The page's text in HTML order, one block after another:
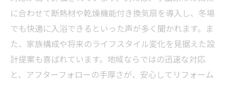
に合わせて断熱材や乾燥機能付き換気扇を導入し、冬場
でも快適に入浴できるといった声が多く聞かれます。ま
た、家族構成や将来のライフスタイル変化を見据えた設
計提案も喜ばれています。地域ならではの迅速な対応
と、アフターフォローの手厚さが、安心してリフォーム